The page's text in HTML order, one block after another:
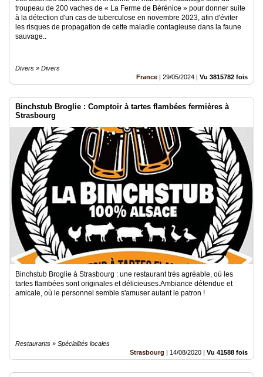
troupeau de 200 vaches de « La Ferme de Bérénice » pour donner suite
à la détection d'un cas de tuberculose en novembre 2023, afin d'éviter
les risques de propagation de cette maladie contagieuse dans la faune
sauvage..
Divers » Divers
France | 29/05/2024 | Vu 3815782 fois
Binchstub Broglie : Comptoir à tartes flambées fermières à
Strasbourg
Binchstub Broglie à Strasbourg : une restaurant très agréable, où les
tartes flambées sont originales et délicieuses.Ambiance détendue et
amicale, où le personnel semble s'amuser autant le patron !
Restaurants » Spécialités locales
Strasbourg | 14/08/2020 | Vu 41588 fois